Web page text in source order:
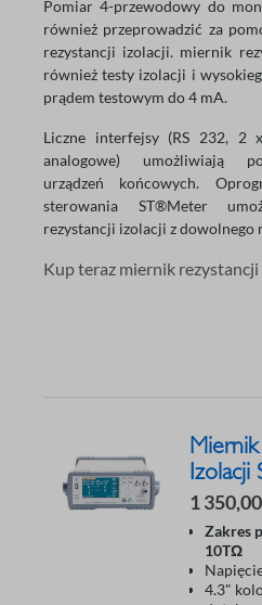
Pomiar 4-przewodowy do
również przeprowadzić za
rezystancji izolacji. miernik
również testy izolacji i
prądem testowym do 4 mA.
Liczne interfejsy (RS 232, 2
analogowe) umożliwiają
urządzeń końcowych.
sterowania ST®Meter
rezystancji izolacji z dowolnego
Kup teraz miernik rezystancji
Izolacji
1
Zakres
10TΩ
4.3"